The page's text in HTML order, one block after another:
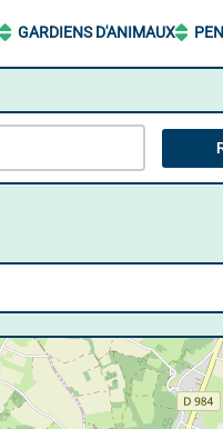
GARDIENS D'ANIMAUX